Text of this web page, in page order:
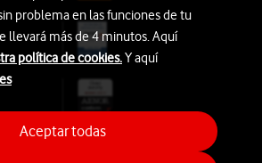
problema en las funciones de tu
llevará más de 4 minutos. Aquí
política de cookies.Y aquí
Aceptar todas